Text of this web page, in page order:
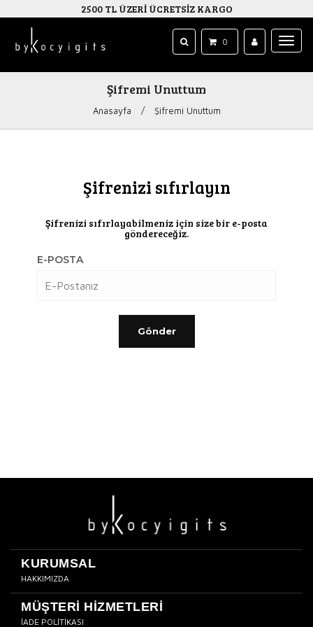
2500 TL ÜZERİ ÜCRETSİZ KARGO
0
Şifremi Unuttum
Anasayfa / Şifremi Unuttum
Şifrenizi sıfırlayın
Şifrenizi sıfırlayabilmeniz için size bir e-posta
göndereceğiz.
E-POSTA
Gönder
KURUMSAL
HAKKIMIZDA
MÜŞTERİ HİZMETLERİ
İADE POLİTİKASI